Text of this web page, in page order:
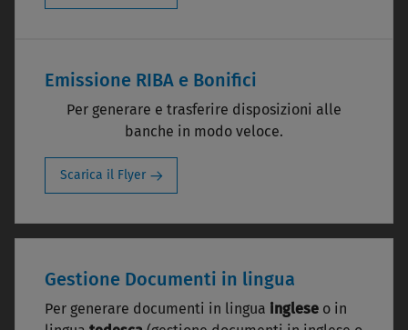
Emissione RIBA e Bonifici
Per generare e trasferire disposizioni alle
banche in modo veloce.
Scarica il Flyer
Gestione Documenti in lingua
Per generare documenti in lingua inglese o in